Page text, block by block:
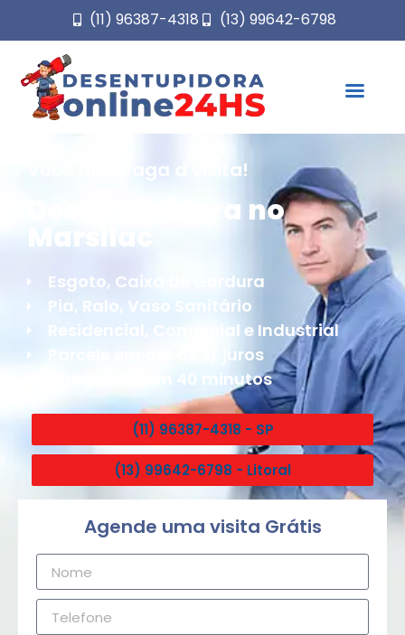
(11) 96387-4318 (13) 99642-6798
Você não paga a visita!
Desentupidora no
Marsilac
Esgoto, Caixa de Gordura
Pia, Ralo, Vaso Sanitário
Residencial, Comercial e Industrial
Parcele em até 6x S/ juros
Chegamos em 40 minutos
(11) 96387-4318 - SP
(13) 99642-6798 - Litoral
Agende uma visita Grátis